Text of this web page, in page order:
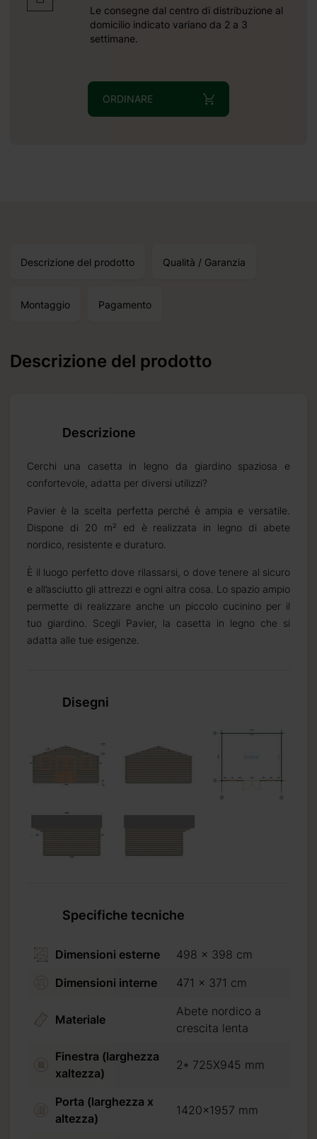
Le consegne dal centro di distribuzione al
domicilio indicato variano da 2 a 3
settimane.
ORDINARE
Descrizione del prodotto Qualità / Garanzia
Montaggio Pagamento
Descrizione del prodotto
Descrizione
Cerchi una casetta in legno da giardino spaziosa e
confortevole, adatta per diversi utilizzi?
Pavier è la scelta perfetta perché è ampia e versatile.
Dispone di 20 m² ed è realizzata in legno di abete
nordico, resistente e duraturo.
È il luogo perfetto dove rilassarsi, o dove tenere al sicuro
e all’asciutto gli attrezzi e ogni altra cosa. Lo spazio ampio
permette di realizzare anche un piccolo cucinino per il
tuo giardino. Scegli Pavier, la casetta in legno che si
adatta alle tue esigenze.
Disegni
Specifiche tecniche
Dimensioni esterne
498 x 398 cm
Dimensioni interne
471 x 371 cm
Materiale
Abete nordico a
crescita lenta
Finestra (larghezza
xaltezza)
2* 725X945 mm
Porta (larghezza x
altezza)
1420x1957 mm